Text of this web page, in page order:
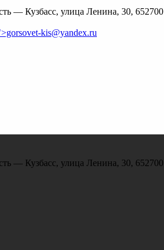
— Кузбасс, улица Ленина, 30, 652700
kis@yandex.ru
— Кузбасс, улица Ленина, 30, 652700